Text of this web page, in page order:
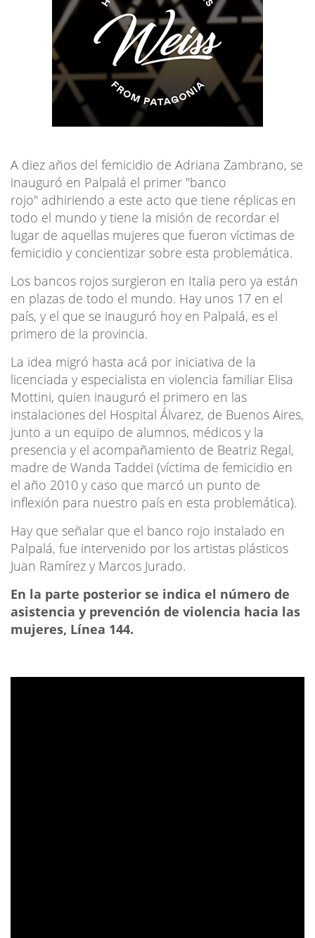
A diez años del femicidio de Adriana Zambrano, se
inauguró en Palpalá el primer "banco
rojo" adhiriendo a este acto que tiene réplicas en
todo el mundo y tiene la misión de recordar el
lugar de aquellas mujeres que fueron víctimas de
femicidio y concientizar sobre esta problemática.
Los bancos rojos surgieron en Italia pero ya están
en plazas de todo el mundo. Hay unos 17 en el
país, y el que se inauguró hoy en Palpalá, es el
primero de la provincia.
La idea migró hasta acá por iniciativa de la
licenciada y especialista en violencia familiar Elisa
Mottini, quien inauguró el primero en las
instalaciones del Hospital Álvarez, de Buenos Aires,
junto a un equipo de alumnos, médicos y la
presencia y el acompañamiento de Beatriz Regal,
madre de Wanda Taddei (víctima de femicidio en
el año 2010 y caso que marcó un punto de
inflexión para nuestro país en esta problemática).
Hay que señalar que el banco rojo instalado en
Palpalá, fue intervenido por los artistas plásticos
Juan Ramírez y Marcos Jurado.
En la parte posterior se indica el número de
asistencia y prevención de violencia hacia las
mujeres, Línea 144.